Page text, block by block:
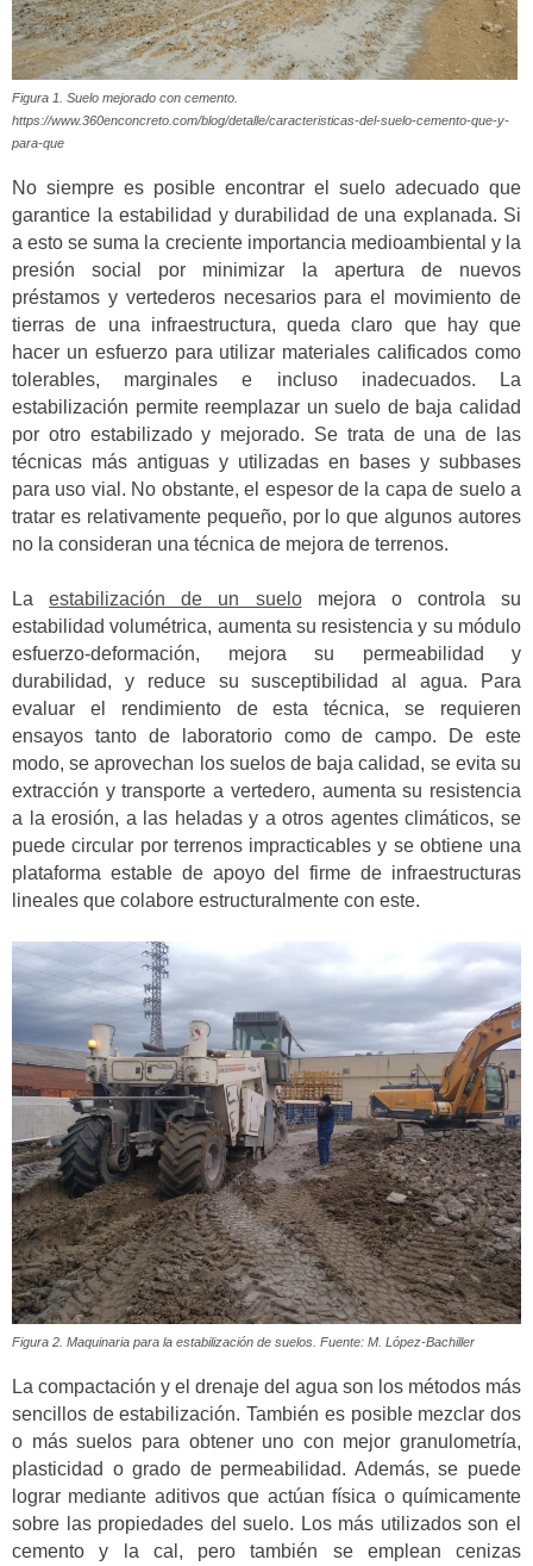
Figura 1. Suelo mejorado con cemento.
https://www.360enconcreto.com/blog/detalle/caracteristicas-del-suelo-cemento-que-y-
para-que
No siempre es posible encontrar el suelo adecuado que
garantice la estabilidad y durabilidad de una explanada. Si
a esto se suma la creciente importancia medioambiental y la
presión social por minimizar la apertura de nuevos
préstamos y vertederos necesarios para el movimiento de
tierras de una infraestructura, queda claro que hay que
hacer un esfuerzo para utilizar materiales calificados como
tolerables, marginales e incluso inadecuados. La
estabilización permite reemplazar un suelo de baja calidad
por otro estabilizado y mejorado. Se trata de una de las
técnicas más antiguas y utilizadas en bases y subbases
para uso vial. No obstante, el espesor de la capa de suelo a
tratar es relativamente pequeño, por lo que algunos autores
no la consideran una técnica de mejora de terrenos.
Laestabilización de un suelomejora o controla su
estabilidad volumétrica, aumenta su resistencia y su módulo
esfuerzo-deformación, mejora su permeabilidad y
durabilidad, y reduce su susceptibilidad al agua. Para
evaluar el rendimiento de esta técnica, se requieren
ensayos tanto de laboratorio como de campo. De este
modo, se aprovechan los suelos de baja calidad, se evita su
extracción y transporte a vertedero, aumenta su resistencia
a la erosión, a las heladas y a otros agentes climáticos, se
puede circular por terrenos impracticables y se obtiene una
plataforma estable de apoyo del firme de infraestructuras
lineales que colabore estructuralmente con este.
Figura 2. Maquinaria para la estabilización de suelos. Fuente: M. López-Bachiller
La compactación y el drenaje del agua son los métodos más
sencillos de estabilización. También es posible mezclar dos
o más suelos para obtener uno con mejor granulometría,
plasticidad o grado de permeabilidad. Además, se puede
lograr mediante aditivos que actúan física o químicamente
sobre las propiedades del suelo. Los más utilizados son el
cemento y la cal, pero también se emplean cenizas